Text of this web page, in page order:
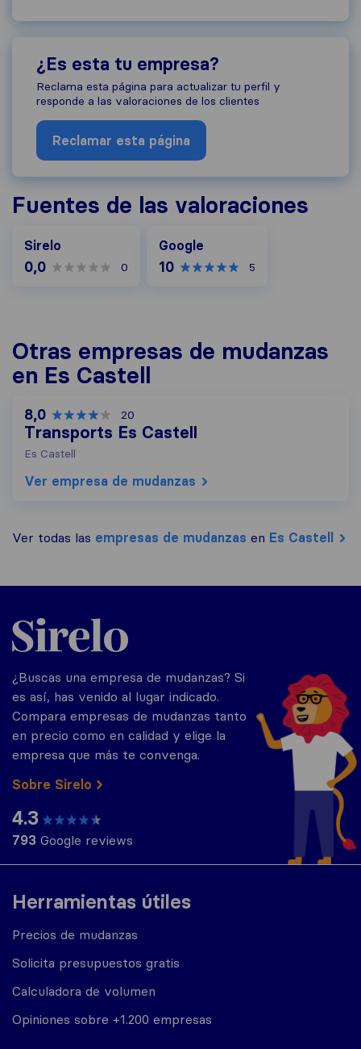
¿Es esta tu empresa?
Reclama esta página para actualizar tu perfil y
responde a las valoraciones de los clientes
Reclamar esta página
Fuentes de las valoraciones
Sirelo
0,0 0
Google
10 5
Otras empresas de mudanzas
en Es Castell
8,0 20
Transports Es Castell
Es Castell
Ver empresa de mudanzas
Ver todas las empresas de mudanzas en Es Castell
Herramientas útiles
Precios de mudanzas
Solicita presupuestos gratis
Calculadora de volumen
Opiniones sobre +1.200 empresas
Sirelo.es
¿Buscas una empresa de mudanzas? Si
es así, has venido al lugar indicado.
Compara empresas de mudanzas tanto
en precio como en calidad y elige la
empresa que más te convenga.
Sobre Sirelo
4.3
793 Google reviews